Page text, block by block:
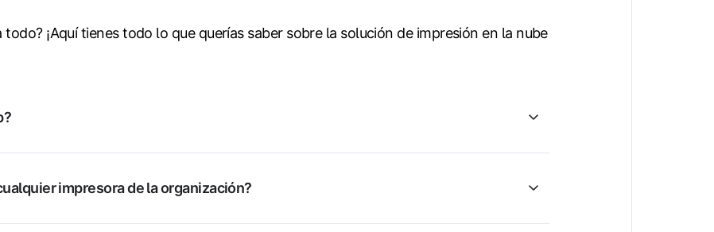
¡Aquí tienes todo lo que querías saber sobre la solución de impresión en la nube
impresora de la organización?